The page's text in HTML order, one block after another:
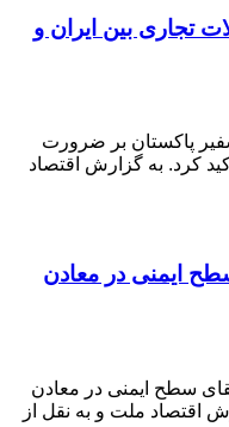
تجاری بین ایران و
پاکستان بر ضرورت
کرد. به گزارش اقتصاد
ایمنی در معادن
سطح ایمنی در معادن
اقتصاد ملت و به نقل از